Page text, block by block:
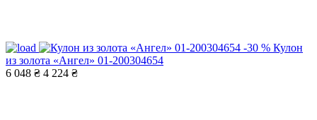
-30 % Кулон
из золота «Ангел» 01-200304654
6 048 ₴ 4 224 ₴